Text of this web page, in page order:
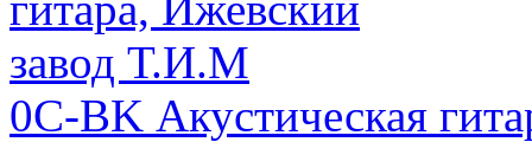
0C-BK Акустическая